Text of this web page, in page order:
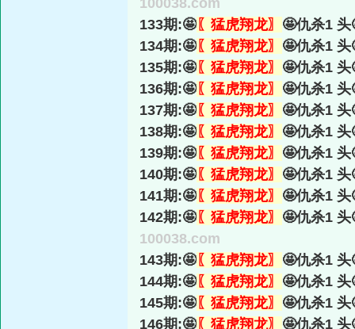
100038.com
133期:🤩 〖猛虎翔龙〗 🤩仇杀1
134期:🤩 〖猛虎翔龙〗 🤩仇杀1
135期:🤩 〖猛虎翔龙〗 🤩仇杀1
136期:🤩 〖猛虎翔龙〗 🤩仇杀1
137期:🤩 〖猛虎翔龙〗 🤩仇杀1
138期:🤩 〖猛虎翔龙〗 🤩仇杀1
139期:🤩 〖猛虎翔龙〗 🤩仇杀1
140期:🤩 〖猛虎翔龙〗 🤩仇杀1
141期:🤩 〖猛虎翔龙〗 🤩仇杀1
142期:🤩 〖猛虎翔龙〗 🤩仇杀1
100038.com
143期:🤩 〖猛虎翔龙〗 🤩仇杀1
144期:🤩 〖猛虎翔龙〗 🤩仇杀1
145期:🤩 〖猛虎翔龙〗 🤩仇杀1
146期:🤩 〖猛虎翔龙〗 🤩仇杀1